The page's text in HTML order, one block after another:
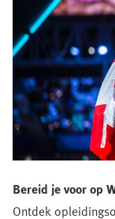
Bereid je voor op
Ontdek